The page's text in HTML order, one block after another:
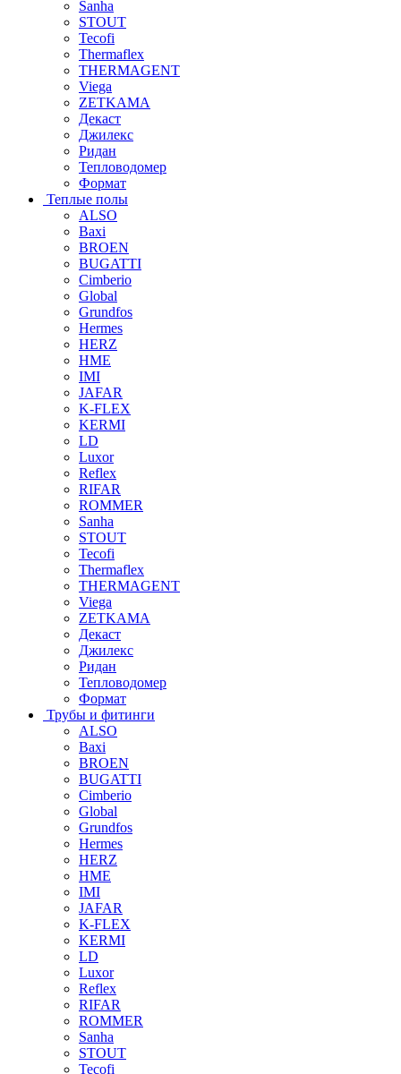
Sanha
STOUT
Tecofi
Thermaflex
THERMAGENT
Viega
ZETKAMA
Декаст
Джилекс
Ридан
Тепловодомер
Формат
Теплые полы
ALSO
Baxi
BROEN
BUGATTI
Cimberio
Global
Grundfos
Hermes
HERZ
HME
IMI
JAFAR
K-FLEX
KERMI
LD
Luxor
Reflex
RIFAR
ROMMER
Sanha
STOUT
Tecofi
Thermaflex
THERMAGENT
Viega
ZETKAMA
Декаст
Джилекс
Ридан
Тепловодомер
Формат
Трубы и фитинги
ALSO
Baxi
BROEN
BUGATTI
Cimberio
Global
Grundfos
Hermes
HERZ
HME
IMI
JAFAR
K-FLEX
KERMI
LD
Luxor
Reflex
RIFAR
ROMMER
Sanha
STOUT
Tecofi